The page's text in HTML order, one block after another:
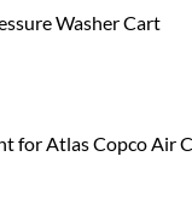
Washer Cart
for Atlas Copco Air